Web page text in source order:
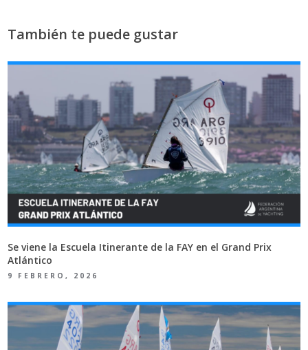
También te puede gustar
Se viene la Escuela Itinerante de la FAY en el Grand Prix
Atlántico
9 FEBRERO, 2026